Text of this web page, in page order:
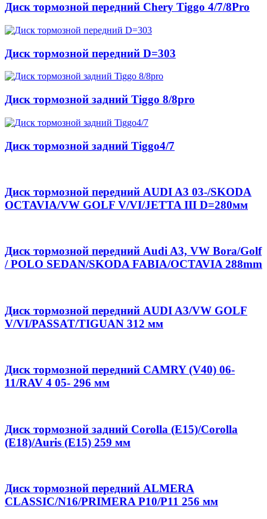
Диск тормозной передний Chery Tiggo 4/7/8Pro
Диск тормозной передний D=303
Диск тормозной задний Tiggo 8/8pro
Диск тормозной задний Tiggo4/7
Диск тормозной передний AUDI A3 03-/SKODA
OCTAVIA/VW GOLF V/VI/JETTA III D=280мм
Диск тормозной передний Audi A3, VW Bora/Golf
/ POLO SEDAN/SKODA FABIA/OCTAVIA 288mm
Диск тормозной передний AUDI A3/VW GOLF
V/VI/PASSAT/TIGUAN 312 мм
Диск тормозной передний CAMRY (V40) 06-
11/RAV 4 05- 296 мм
Диск тормозной задний Corolla (E15)/Corolla
(E18)/Auris (E15) 259 мм
Диск тормозной передний ALMERA
CLASSIC/N16/PRIMERA P10/P11 256 мм